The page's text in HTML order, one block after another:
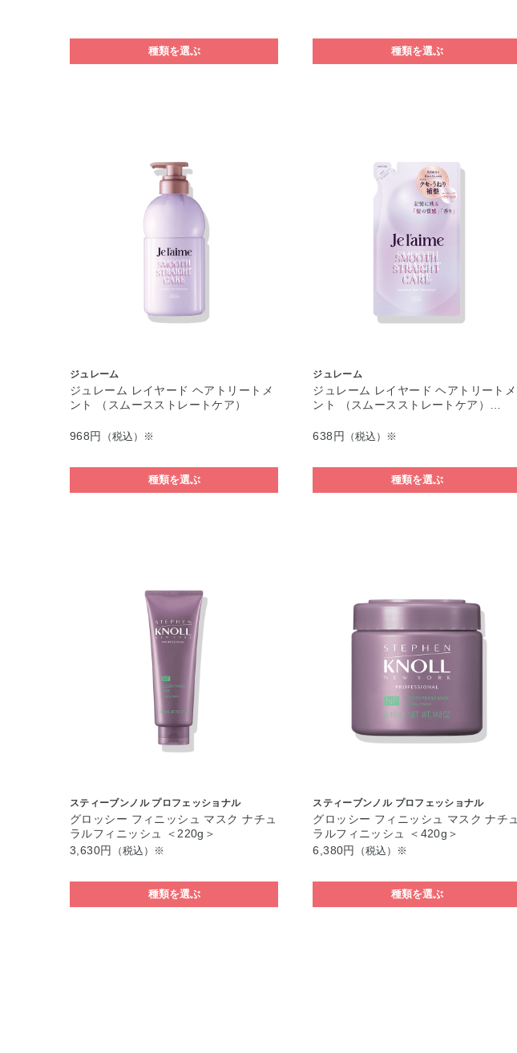
種類を選ぶ 種類を選ぶ
ジュレーム
ジュレーム レイヤード ヘアトリートメ
ント （スムースストレートケア）
968円 （税込）※
種類を選ぶ
ジュレーム
ジュレーム レイヤード ヘアトリートメ
ント （スムースストレートケア）…
638円 （税込）※
種類を選ぶ
スティーブンノル プロフェッショナル
グロッシー フィニッシュ マスク ナチュ
ラルフィニッシュ ＜220g＞
3,630円
（税込）※
種類を選ぶ
スティーブンノル プロフェッショナル
グロッシー フィニッシュ マスク ナチュ
ラルフィニッシュ ＜420g＞
6,380円
（税込）※
種類を選ぶ